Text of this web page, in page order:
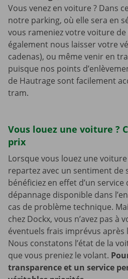
Vous venez en voiture ? Dans
notre parking, où elle sera en
vous rameniez votre voiture
également nous laisser votre
cadenas), ou même venir en
puisque nos points
de Hautrage sont facilement
tram.
Vous louez une voiture ?
prix
Lorsque vous louez une
repartez avec un sentiment de
bénéficiez en effet d’un service
dépannage disponible dans
cas de problème technique.
chez Dockx, vous n’avez pas à
éventuels frais imprévus
Nous constatons l’état de la
que vous preniez le volant.
transparence et un service